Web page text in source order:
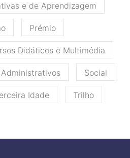
e de Aprendizagem
Prémio
Didáticos e Multimédia
Social
Idade Trilho